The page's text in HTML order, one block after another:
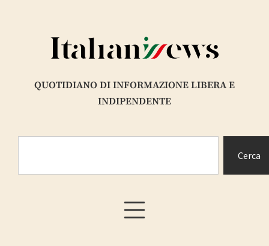
QUOTIDIANO DI INFORMAZIONE LIBERA E
INDIPENDENTE
Cerca